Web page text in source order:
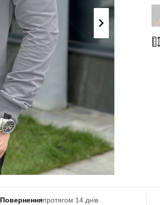
Поло
Сорочки
Футболки
Майки
Кофти
Светри
Світшоти
Худі
Боді
Поверненняпротягом 14 днів